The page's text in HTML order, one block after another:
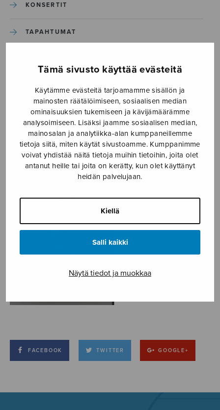
Tämä sivusto käyttää evästeitä
Käytämme evästeitä tarjoamamme sisällön ja
mainosten räätälöimiseen, sosiaalisen median
ominaisuuksien tukemiseen ja kävijämäärämme
analysoimiseen. Lisäksi jaamme sosiaalisen median,
mainosalan ja analytiikka-alan kumppaneillemme
tietoja siitä, miten käytät sivustoamme. Kumppanimme
voivat yhdistää näitä tietoja muihin tietoihin, joita olet
antanut heille tai joita on kerätty, kun olet käyttänyt
heidän palvelujaan.
Kiellä
Salli kaikki
Näytä tiedot ja muokkaa
KONSERTIT
TAPAHTUMAT
Etusivu › Media › Jaakko Linjama – kansi
Jaakko Linjama – kansi
1.6.2026
FACEBOOK TWITTER GOOGLE+